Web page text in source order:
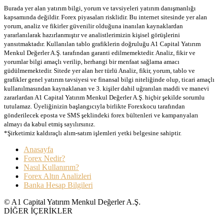
Burada yer alan yatırım bilgi, yorum ve tavsiyeleri yatırım danışmanlığı
kapsamında değildir. Forex piyasaları risklidir. Bu internet sitesinde yer alan
yorum, analiz ve fikirler güvenilir olduğuna inanılan kaynaklardan
yararlanılarak hazırlanmıştır ve analistlerimizin kişisel görüşlerini
yansıtmaktadır. Kullanılan tablo grafiklerin doğruluğu A1 Capital Yatırım
Menkul Değerler A.Ş. tarafından garanti edilmemektedir. Analiz, fikir ve
yorumlar bilgi amaçlı verilip, herhangi bir menfaat sağlama amacı
güdülmemektedir. Sitede yer alan her türlü Analiz, fikir, yorum, tablo ve
grafikler genel yatırım tavsiyesi ve finansal bilgi niteliğinde olup, ticari amaçlı
kullanılmasından kaynaklanan ve 3. kişiler dahil uğranılan maddi ve manevi
zararlardan A1 Capital Yatırım Menkul Değerler A.Ş. hiçbir şekilde sorumlu
tutulamaz. Üyeliğinizin başlangıcıyla birlikte Forexkocu tarafından
gönderilecek eposta ve SMS şeklindeki forex bültenleri ve kampanyaları
almayı da kabul etmiş sayılırsınız.
*Şirketimiz kaldıraçlı alım-satım işlemleri yetki belgesine sahiptir.
Anasayfa
Forex Nedir?
Nasıl Kullanırım?
Forex Altın Analizleri
Banka Hesap Bilgileri
© A1 Capital Yatırım Menkul Değerler A.Ş.
DİĞER İÇERİKLER